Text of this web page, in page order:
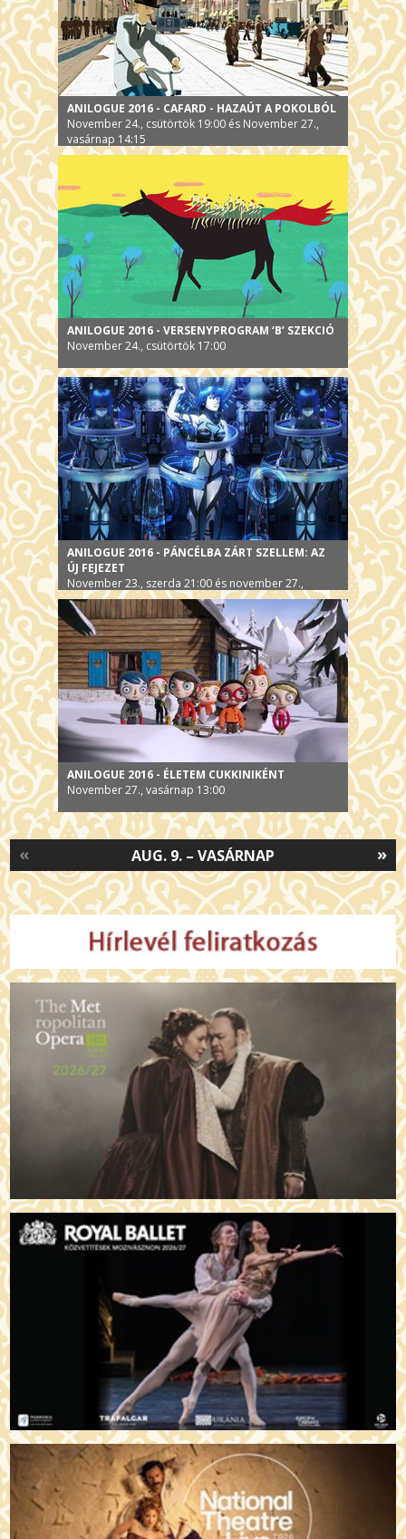
ANILOGUE 2016 - CAFARD - HAZAÚT A POKOLBÓL
November 24., csütörtök 19:00 és November 27.,
vasárnap 14:15
ANILOGUE 2016 - VERSENYPROGRAM ‘B’ SZEKCIÓ
November 24., csütörtök 17:00
ANILOGUE 2016 - PÁNCÉLBA ZÁRT SZELLEM: AZ
ÚJ FEJEZET
November 23., szerda 21:00 és november 27.,
vasárnap 19:30
ANILOGUE 2016 - ÉLETEM CUKKINIKÉNT
November 27., vasárnap 13:00
»
AUG. 9. – VASÁRNAP
«